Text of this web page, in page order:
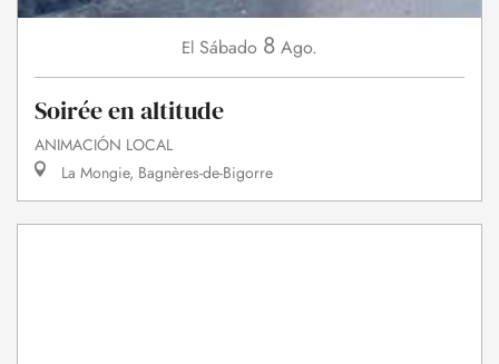
El Sábado 8 Ago.
Soirée en altitude
ANIMACIÓN LOCAL
La Mongie, Bagnères-de-Bigorre